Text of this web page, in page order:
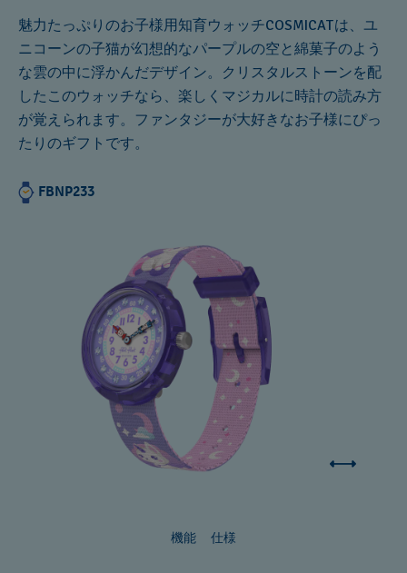
魅力たっぷりのお子様用知育ウォッチCOSMICATは、ユ
ニコーンの子猫が幻想的なパープルの空と綿菓子のよう
な雲の中に浮かんだデザイン。クリスタルストーンを配
したこのウォッチなら、楽しくマジカルに時計の読み方
が覚えられます。ファンタジーが大好きなお子様にぴっ
たりのギフトです。
FBNP233
機能 仕様